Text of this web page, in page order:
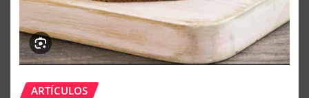
ARTÍCULOS